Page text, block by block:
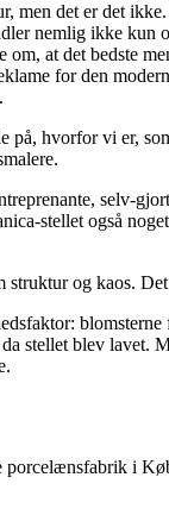
det er det
nemlig ikke
at det bedste
for den
hvorfor vi er,
selv-
stellet også
struktur og kaos.
stellet blev lavet.
i